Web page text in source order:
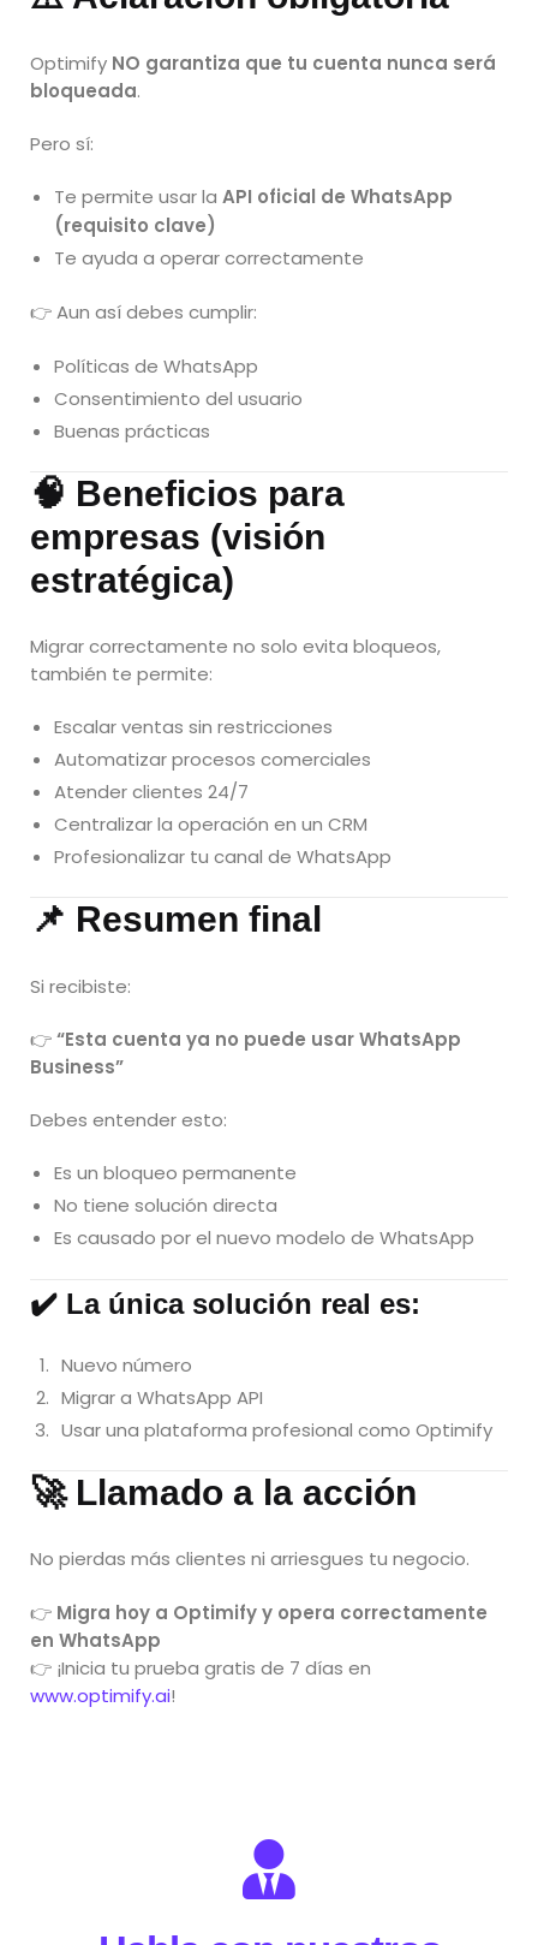
Optimify NO garantiza que tu cuenta nunca será
bloqueada.
Pero sí:
Te permite usar la API oficial de WhatsApp
(requisito clave)
Te ayuda a operar correctamente
👉 Aun así debes cumplir:
Políticas de WhatsApp
Consentimiento del usuario
Buenas prácticas
🧠 Beneficios para
empresas (visión
estratégica)
Migrar correctamente no solo evita bloqueos,
también te permite:
Escalar ventas sin restricciones
Automatizar procesos comerciales
Atender clientes 24/7
Centralizar la operación en un CRM
Profesionalizar tu canal de WhatsApp
📌 Resumen final
Si recibiste:
👉“Esta cuenta ya no puede usar WhatsApp
Business”
Debes entender esto:
Es un bloqueo permanente
No tiene solución directa
Es causado por el nuevo modelo de WhatsApp
✔️ La única solución real es:
Nuevo número
Migrar a WhatsApp API
Usar una plataforma profesional como Optimify
🚀 Llamado a la acción
No pierdas más clientes ni arriesgues tu negocio.
👉 Migra hoy a Optimify y opera correctamente
en WhatsApp
👉 ¡Inicia tu prueba gratis de 7 días en
www.optimify.ai!